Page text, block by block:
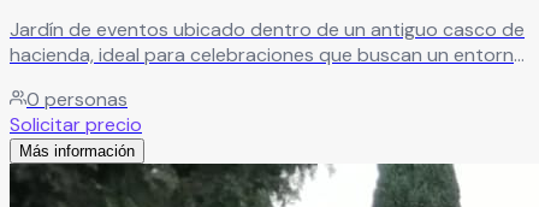
Jardín de eventos ubicado dentro de un antiguo casco de
hacienda, ideal para celebraciones que buscan un entorno
eventos sociales memorables con identidad distintiva.
Leer más
0 personas
Solicitar precio
Más información